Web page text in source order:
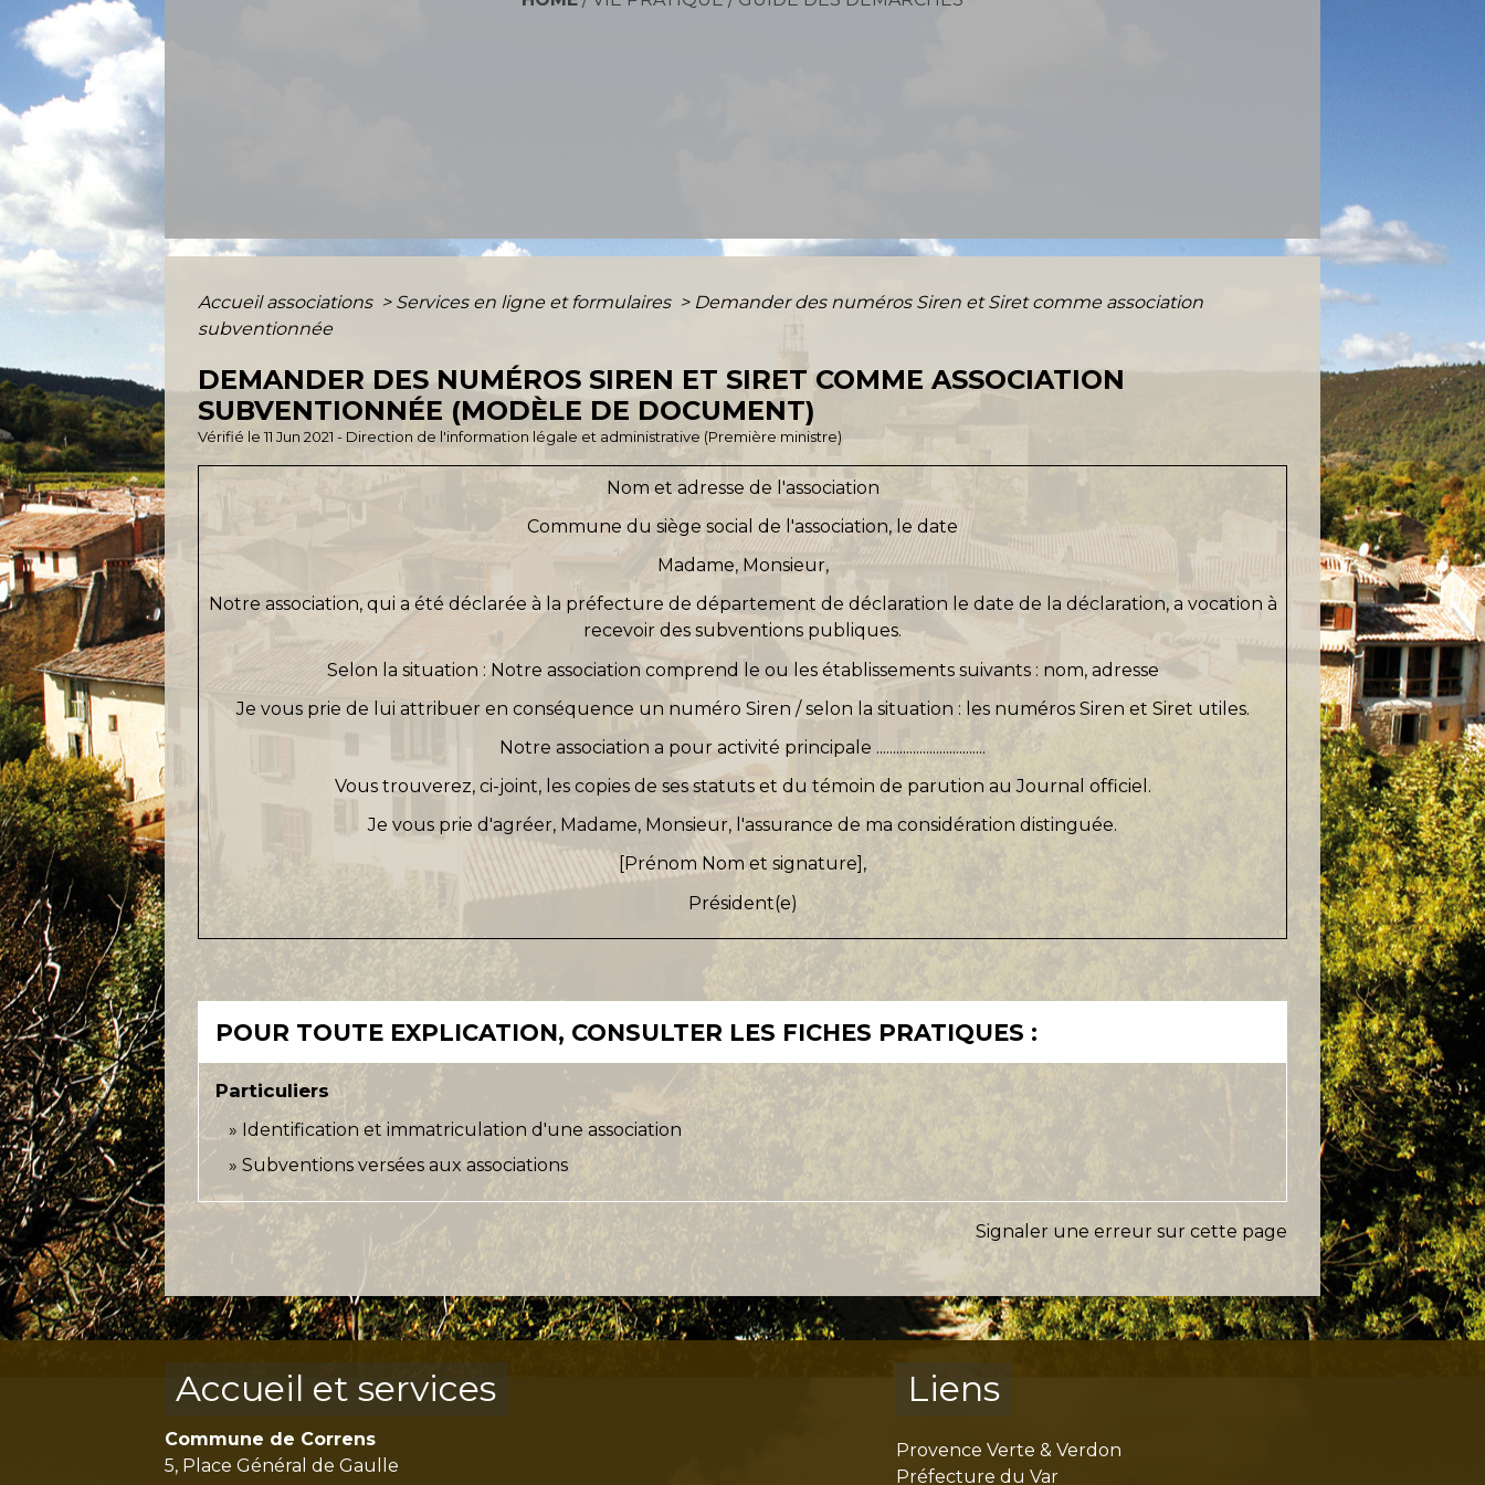
Accueil associations > Services en ligne et formulaires > Demander des numéros Siren et Siret comme association
subventionnée
DEMANDER DES NUMÉROS SIREN ET SIRET COMME ASSOCIATION
SUBVENTIONNÉE (MODÈLE DE DOCUMENT)
Vérifié le 11 Jun 2021 - Direction de l'information légale et administrative (Première ministre)
Nom et adresse de l'association
Commune du siège social de l'association, le date
Madame, Monsieur,
Notre association, qui a été déclarée à la préfecture de département de déclaration le date de la déclaration, a vocation à
recevoir des subventions publiques.
Selon la situation : Notre association comprend le ou les établissements suivants : nom, adresse
Je vous prie de lui attribuer en conséquence un numéro Siren /selon la situation : les numéros Siren et Siret utiles.
Notre association a pour activité principale .................................
Vous trouverez, ci-joint, les copies de ses statuts et du témoin de parution au Journal officiel.
Je vous prie d'agréer, Madame, Monsieur, l'assurance de ma considération distinguée.
[Prénom Nom et signature] ,
Président(e)
POUR TOUTE EXPLICATION, CONSULTER LES FICHES PRATIQUES :
Particuliers
Identification et immatriculation d'une association
Subventions versées aux associations
Signaler une erreur sur cette page
Accueil et services
Commune de Correns
5, Place Général de Gaulle
Liens
Provence Verte & Verdon
Préfecture du Var